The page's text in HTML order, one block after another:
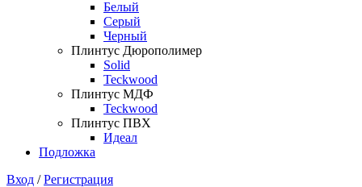
Белый
Серый
Черный
Плинтус Дюрополимер
Solid
Teckwood
Плинтус МДФ
Teckwood
Плинтус ПВХ
Идеал
Подложка
Вход /Регистрация